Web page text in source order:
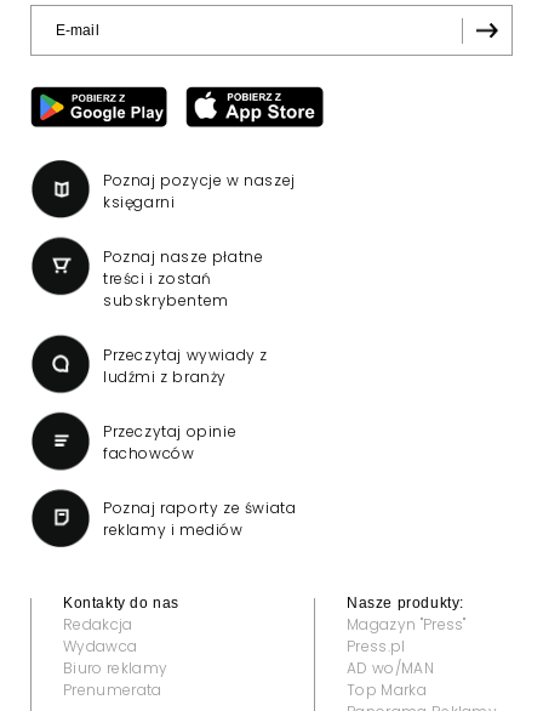
Poznaj pozycje w naszej
księgarni
Poznaj nasze płatne
treści i zostań
subskrybentem
Przeczytaj wywiady z
ludźmi z branży
Przeczytaj opinie
fachowców
Poznaj raporty ze świata
reklamy i mediów
Kontakty do nas
Redakcja
Wydawca
Biuro reklamy
Prenumerata
Nasze produkty:
Magazyn "Press"
Press.pl
AD wo/MAN
Top Marka